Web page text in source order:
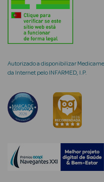
Coffrets
Coffrets de
Mulher
Coffrets de
Homem
Autorizado a disponibilizar
da Internet pelo INFARMED, I.P.